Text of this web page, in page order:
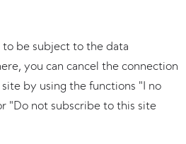
be subject to the data
you can cancel the connection
by using the functions "I no
"Do not subscribe to this site